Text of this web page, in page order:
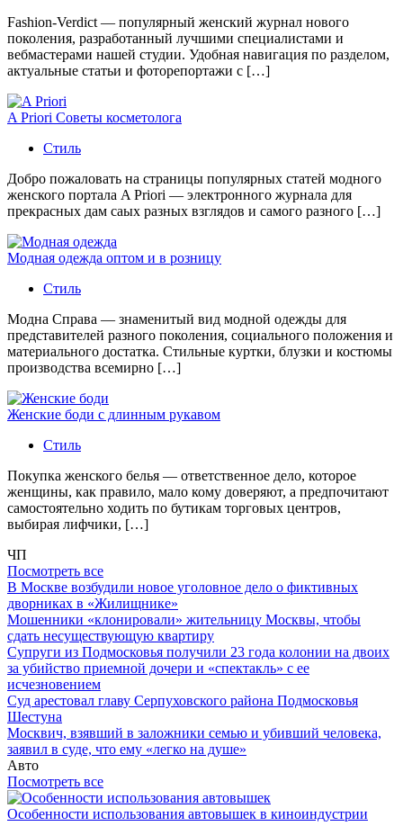
Fashion-Verdict — популярный женский журнал нового
поколения, разработанный лучшими специалистами и
вебмастерами нашей студии. Удобная навигация по разделом,
актуальные статьи и фоторепортажи с […]
A Priori Советы косметолога
Стиль
Добро пожаловать на страницы популярных статей модного
женского портала A Priori — электронного журнала для
прекрасных дам саых разных взглядов и самого разного […]
Модная одежда оптом и в розницу
Стиль
Модна Справа — знаменитый вид модной одежды для
представителей разного поколения, социального положения и
материального достатка. Стильные куртки, блузки и костюмы
производства всемирно […]
Женские боди с длинным рукавом
Стиль
Покупка женского белья — ответственное дело, которое
женщины, как правило, мало кому доверяют, а предпочитают
самостоятельно ходить по бутикам торговых центров,
выбирая лифчики, […]
ЧП
Посмотреть все
В Москве возбудили новое уголовное дело о фиктивных
дворниках в «Жилищнике»
Мошенники «клонировали» жительницу Москвы, чтобы
сдать несуществующую квартиру
Супруги из Подмосковья получили 23 года колонии на двоих
за убийство приемной дочери и «спектакль» с ее
исчезновением
Суд арестовал главу Серпуховского района Подмосковья
Шестуна
Москвич, взявший в заложники семью и убивший человека,
заявил в суде, что ему «легко на душе»
Авто
Посмотреть все
Особенности использования автовышек в киноиндустрии